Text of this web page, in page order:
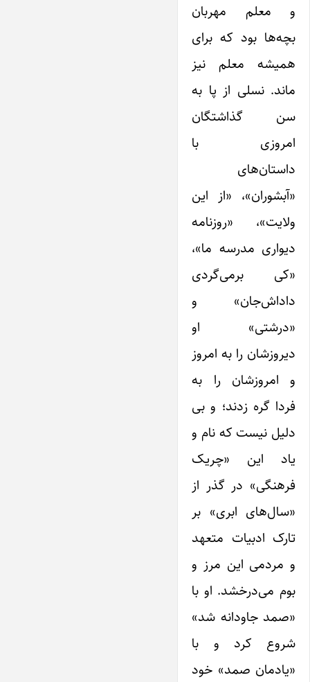
و معلم مهربان
بچه‌ها بود که برای
همیشه معلم نیز
ماند. نسلی از پا به
سن گذاشتگان
امروزی با
داستان‌های
«آبشوران»، «از این
ولایت»، «روزنامه
دیواری مدرسه ما»،
«کی برمی‌گردی
داداش‌جان» و
«درشتی» او
دیروزشان را به امروز
و امروزشان را به
فردا گره زدند؛ و بی
دلیل نیست که نام و
یاد این «چریک
فرهنگی» در گذر از
«سال‌های ابری» بر
تارک ادبیات متعهد
و مردمی این مرز و
بوم می‌درخشد. او با
«صمد جاودانه شد»
شروع کرد و با
«یادمان صمد» خود